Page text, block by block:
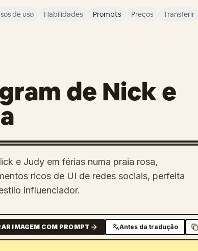
de uso Habilidades Prompts Preços Transferir
de Nick e
e Judy em férias numa praia rosa,
ricos de UI de redes sociais, perfeita
influenciador.
IMAGEM COM PROMPT Antes da tradução